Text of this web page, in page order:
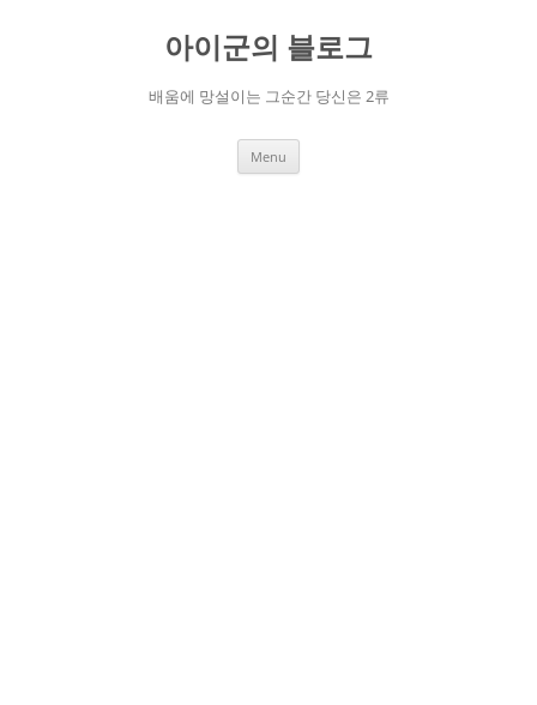
아이군의 블로그
배움에 망설이는 그순간 당신은 2류
Menu